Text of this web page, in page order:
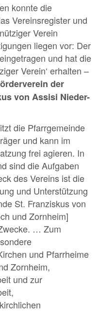
konnte die
Vereinsregister und
Verein
liegen vor: Der
und hat die
Verein‘ erhalten –
der
von Assisi Nieder-
die Pfarrgemeinde
und kann im
frei agieren. In
sind die Aufgaben
des Vereins ist die
und Unterstützung
St. Franziskus von
und Zornheim]
… Zum
und Pfarrheime
Zornheim,
und zur